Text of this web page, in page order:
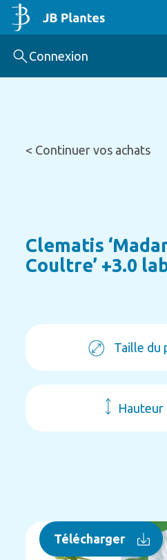
Connexion
< Continuer vos achats
Clematis
Coultre’ +3.0
Taille du
Hauteur
Télécharger